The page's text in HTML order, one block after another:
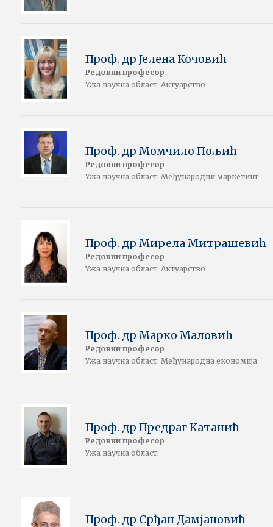
Проф. др Јелена Кочовић
Редовни професор
Ужа научна област: Актуарство
Проф. др Момчило Пољић
Редовни професор
Ужа научна област: Међународни маркетинг
Проф. др Мирела Митрашевић
Редовни професор
Ужа научна област: Актуарство
Проф. др Марко Маловић
Редовни професор
Ужа научна област: Међународна економија
Проф. др Предраг Катанић
Редовни професор
Ужа научна област:
Проф. др Срђан Дамјановић